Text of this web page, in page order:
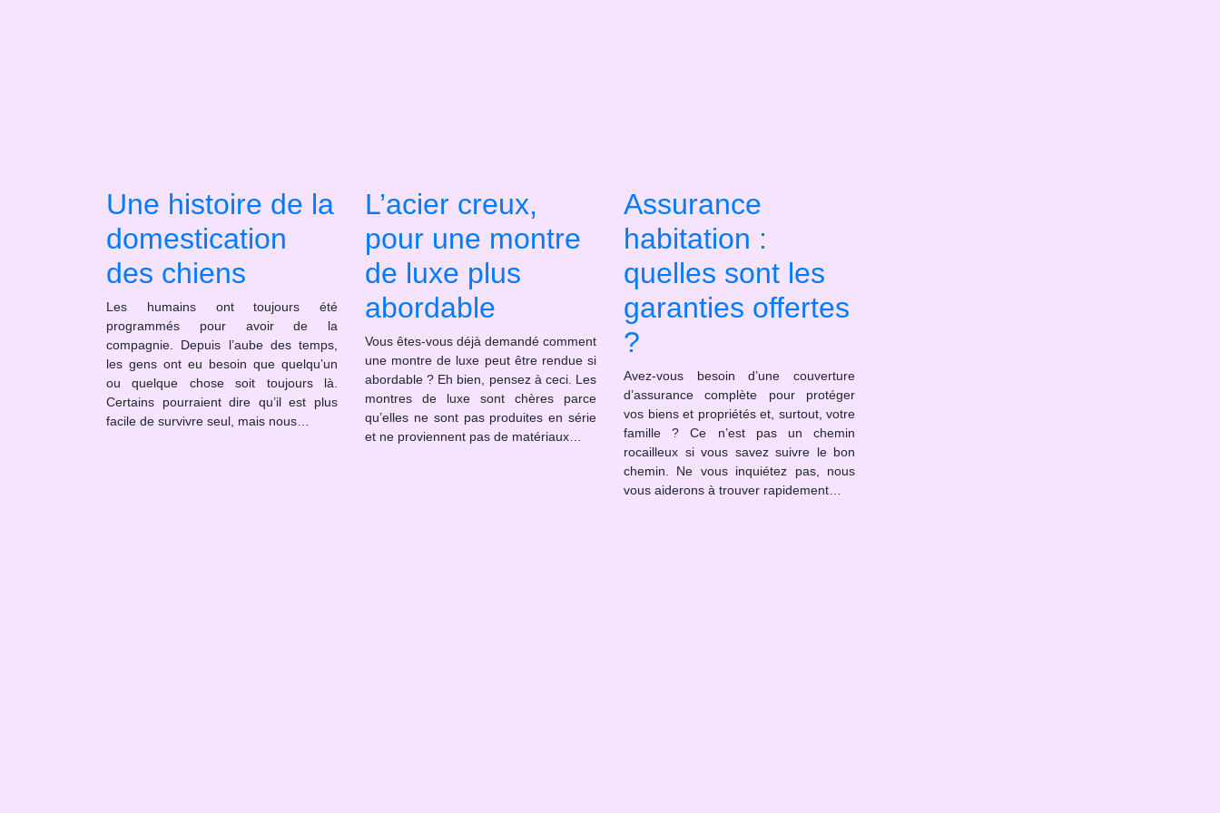
Une histoire de la
domestication
des chiens
Les humains ont toujours été
programmés pour avoir de la
compagnie. Depuis l’aube des temps,
les gens ont eu besoin que quelqu’un
ou quelque chose soit toujours là.
Certains pourraient dire qu’il est plus
facile de survivre seul, mais nous…
L’acier creux,
pour une montre
de luxe plus
abordable
Vous êtes-vous déjà demandé comment
une montre de luxe peut être rendue si
abordable ? Eh bien, pensez à ceci. Les
montres de luxe sont chères parce
qu’elles ne sont pas produites en série
et ne proviennent pas de matériaux…
Assurance
habitation :
quelles sont les
garanties offertes
?
Avez-vous besoin d’une couverture
d’assurance complète pour protéger
vos biens et propriétés et, surtout, votre
famille ? Ce n’est pas un chemin
rocailleux si vous savez suivre le bon
chemin. Ne vous inquiétez pas, nous
vous aiderons à trouver rapidement…